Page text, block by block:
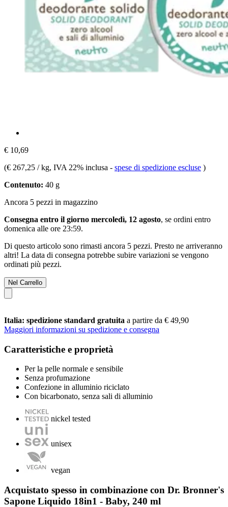
€ 10,69
(€ 267,25 / kg, IVA 22% inclusa - spese di spedizione escluse )
Contenuto: 40 g
Ancora 5 pezzi in magazzino
Consegna entro il giorno mercoledì, 12 agosto, se ordini entro
domenica alle ore 23:59.
Di questo articolo sono rimasti ancora 5 pezzi. Presto ne arriveranno
altri! La data di consegna potrebbe subire variazioni se vengono
ordinati più pezzi.
Nel Carrello
Italia: spedizione standard gratuita a partire da € 49,90
Maggiori informazioni su spedizione e consegna
Caratteristiche e proprietà
Per la pelle normale e sensibile
Senza profumazione
Confezione in alluminio riciclato
Con bicarbonato, senza sali di alluminio
nickel tested
unisex
vegan
Acquistato spesso in combinazione con Dr. Bronner's
Sapone Liquido 18in1 - Baby, 240 ml